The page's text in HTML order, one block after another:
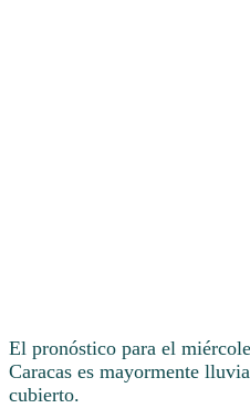
El pronóstico para el
Caracas es mayormente
cubierto.